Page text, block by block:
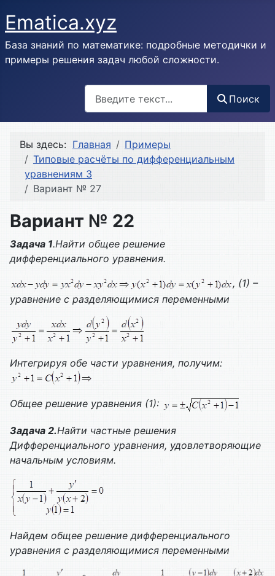
Ematica.xyz
База знаний по математике: подробные методички и
примеры решения задач любой сложности.
Поиск
Вы здесь: Главная
Примеры
Типовые расчёты по дифференциальным
уравнениям 3
Вариант № 27
Вариант № 22
Задача 1.Найти общее решение
дифференциального уравнения.
, (1) –
уравнение с разделяющимися переменными
Интегрируя обе части уравнения, получим:
Общее решение уравнения (1):
Задача 2.Найти частные решения
Дифференциального уравнения, удовлетворяющие
начальным условиям.
Найдем общее решение дифференциального
уравнения с разделяющимися переменными